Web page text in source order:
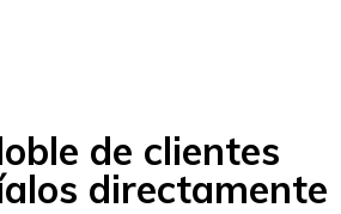
de clientes
directamente